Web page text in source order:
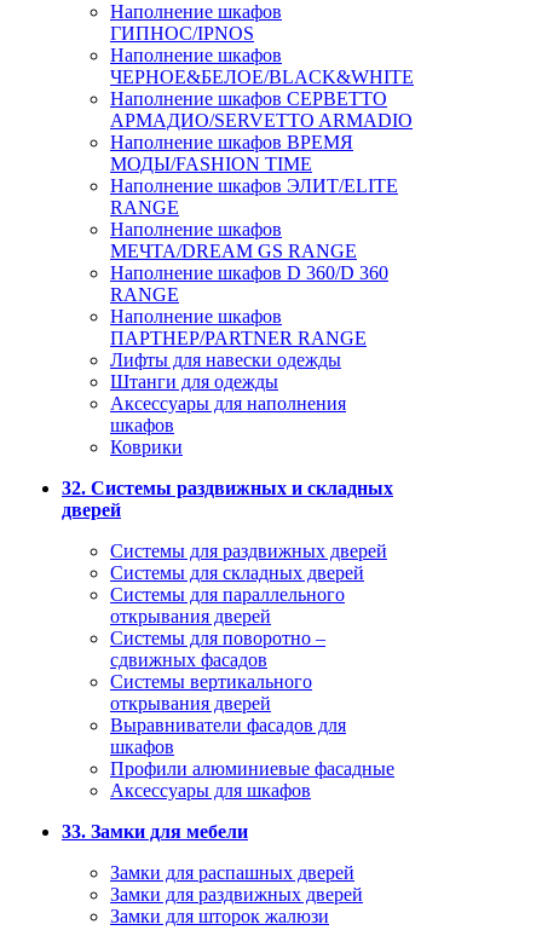
Наполнение шкафов
ГИПНОС/IPNOS
Наполнение шкафов
ЧЕРНОЕ&БЕЛОЕ/BLACK&WHITE
Наполнение шкафов СЕРВЕТТО
АРМАДИО/SERVETTO ARMADIO
Наполнение шкафов ВРЕМЯ
МОДЫ/FASHION TIME
Наполнение шкафов ЭЛИТ/ELITE
RANGE
Наполнение шкафов
МЕЧТА/DREAM GS RANGE
Наполнение шкафов D 360/D 360
RANGE
Наполнение шкафов
ПАРТНЕР/PARTNER RANGE
Лифты для навески одежды
Штанги для одежды
Аксессуары для наполнения
шкафов
Коврики
32. Системы раздвижных и складных
дверей
Системы для раздвижных дверей
Системы для складных дверей
Системы для параллельного
открывания дверей
Системы для поворотно –
сдвижных фасадов
Системы вертикального
открывания дверей
Выравниватели фасадов для
шкафов
Профили алюминиевые фасадные
Аксессуары для шкафов
33. Замки для мебели
Замки для распашных дверей
Замки для раздвижных дверей
Замки для шторок жалюзи